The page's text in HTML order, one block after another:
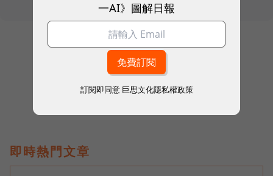
往下滑看下一篇文章
即時熱門文章
一AI》圖解日報
訂閱即同意 巨思文化隱私權政策